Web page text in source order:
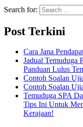
Search for:
Post Terkini
Cara Jana
Jadual Temuduga
Panduan Lulus
Contoh Soalan
Contoh Soalan
Temuduga SPA
Tips Ini Untuk
Kerajaan!